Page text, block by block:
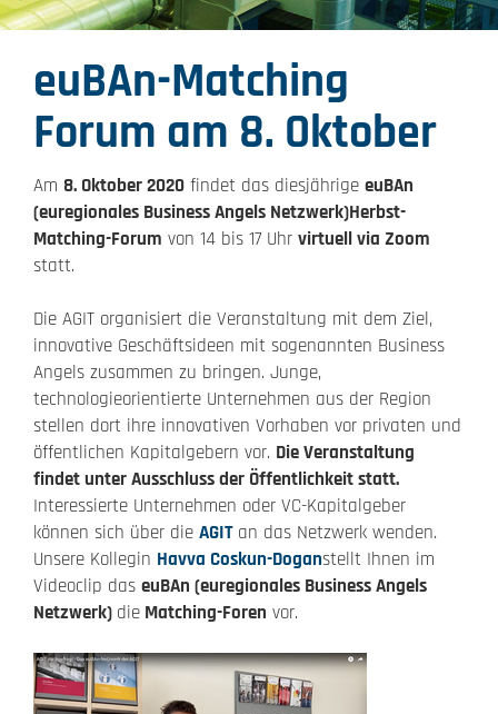
euBAn-Matching
Forum am 8. Oktober
Am 8. Oktober 2020 findet das diesjährige euBAn
(euregionales Business Angels Netzwerk)Herbst-
Matching-Forum von 14 bis 17 Uhr virtuell via Zoom
statt.
Die AGIT organisiert die Veranstaltung mit dem Ziel,
innovative Geschäftsideen mit sogenannten Business
Angels zusammen zu bringen. Junge,
technologieorientierte Unternehmen aus der Region
stellen dort ihre innovativen Vorhaben vor privaten und
öffentlichen Kapitalgebern vor. Die Veranstaltung
findet unter Ausschluss der Öffentlichkeit statt.
Interessierte Unternehmen oder VC-Kapitalgeber
können sich über die AGIT an das Netzwerk wenden.
Unsere Kollegin Havva Coskun-Doganstellt Ihnen im
Videoclip das euBAn (euregionales Business Angels
Netzwerk) die Matching-Foren vor.